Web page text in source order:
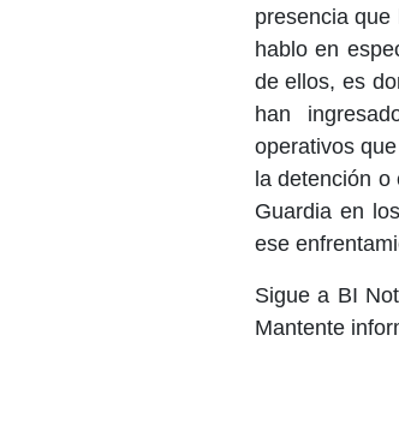
presencia
hablo en
de ellos, es
han
operativos
la detención
Guardia en
ese
Sigue a BI
Mantente